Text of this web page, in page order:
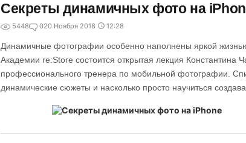
Секреты динамичных фото на
5448 020 Ноября 2018 12:28
Динамичные фотографии особенно наполнены яркой
Академии re:Store состоится открытая лекция Константина
профессионального тренера по мобильной фотографии.
динамические сюжеты и насколько просто научиться